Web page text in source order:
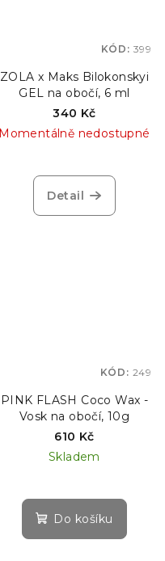
ZOLA x Maks Bilokonskyi
GEL na obočí, 6 ml
340 Kč
Momentálně nedostupné
Detail
KÓD: 399
PINK FLASH Coco Wax -
Vosk na obočí, 10g
610 Kč
Skladem
Do košíku
KÓD: 249